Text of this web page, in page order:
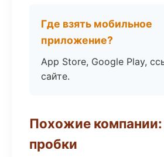
Где взять мобильное
приложение?
App Store, Google Play,
сайте.
Похожие компании:
пробки